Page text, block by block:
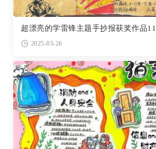
超漂亮的学雷锋主题手抄报获奖作品
2025-03-26